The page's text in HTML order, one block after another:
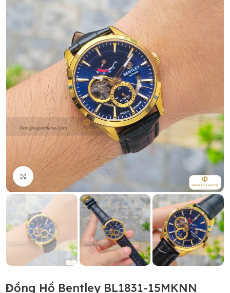
Click to enlarge
Đồng Hồ Bentley BL1831-15MKNN